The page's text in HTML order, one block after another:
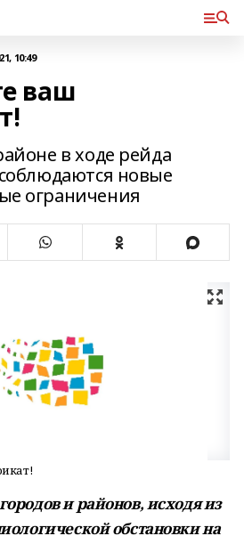
10:49
ваш
в ходе рейда
новые
ограничения
и районов, исходя из
обстановки на